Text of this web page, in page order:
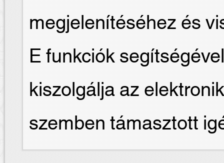
megjelenítéséhez és
E funkciók
kiszolgálja az
szemben támasztott